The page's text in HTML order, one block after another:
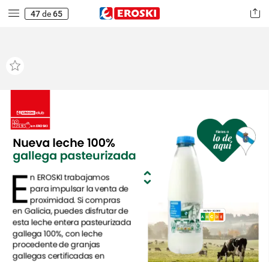
47de65
Nueva leche100%
gallega pasteurizada
En EROSKItrabajamos
paraimpulsarlaventade
proximidad. Sicompras
en Galicia,puedes disfrutarde
esta lecheentera pasteurizada
gallega 100%, conleche
procedentedegranjas
gallegas certificadas en
A B D E
C
NUTRI-SCORE
C
en EROSKI